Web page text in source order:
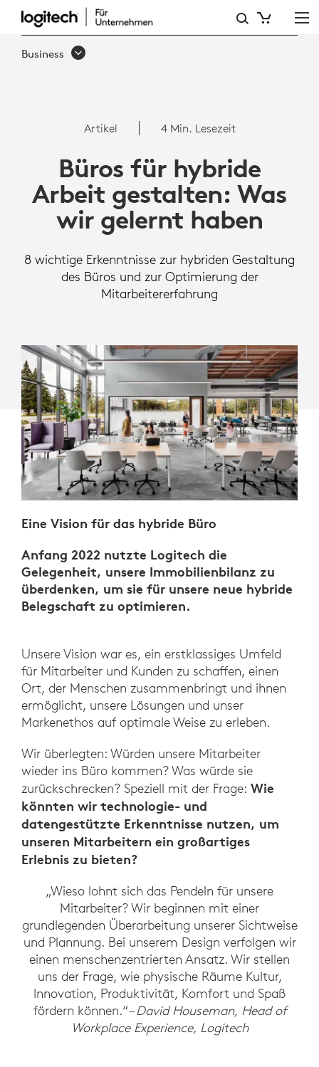
ARTIKEL:
BÜROS
GESTALTEN:
WAS
WIR
GELERNT
HABEN
Business
Artikel 4 Min. Lesezeit
Büros für hybride
Arbeit gestalten: Was
wir gelernt haben
8 wichtige Erkenntnisse zur hybriden Gestaltung
des Büros und zur Optimierung der
Mitarbeitererfahrung
Eine Vision für das hybride Büro
Anfang 2022 nutzte Logitech die
Gelegenheit, unsere Immobilienbilanz zu
überdenken, um sie für unsere neue hybride
Belegschaft zu optimieren.
Unsere Vision war es, ein erstklassiges Umfeld
für Mitarbeiter und Kunden zu schaffen, einen
Ort, der Menschen zusammenbringt und ihnen
ermöglicht, unsere Lösungen und unser
Markenethos auf optimale Weise zu erleben.
Wir überlegten: Würden unsere Mitarbeiter
wieder ins Büro kommen? Was würde sie
zurückschrecken? Speziell mit der Frage: Wie
könnten wir technologie- und
datengestützte Erkenntnisse nutzen, um
unseren Mitarbeitern ein großartiges
Erlebnis zu bieten?
„Wieso lohnt sich das Pendeln für unsere
Mitarbeiter? Wir beginnen mit einer
grundlegenden Überarbeitung unserer Sichtweise
und Plannung. Bei unserem Design verfolgen wir
einen menschenzentrierten Ansatz. Wir stellen
uns der Frage, wie physische Räume Kultur,
Innovation, Produktivität, Komfort und Spaß
fördern können.“– David Houseman, Head of
Workplace Experience, Logitech